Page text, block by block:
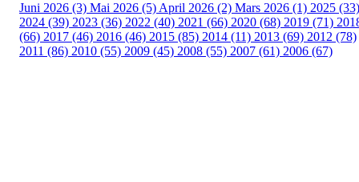
Juni 2026 (3) Mai 2026 (5) April 2026 (2) Mars 2026 (1) 2025 (33)
2024 (39) 2023 (36) 2022 (40) 2021 (66) 2020 (68) 2019 (71)
(66) 2017 (46) 2016 (46) 2015 (85) 2014 (11) 2013 (69) 2012 (78)
2011 (86) 2010 (55) 2009 (45) 2008 (55) 2007 (61) 2006 (67)